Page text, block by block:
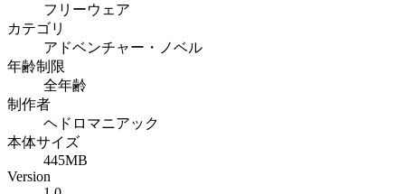
フリーウェア
カテゴリ
アドベンチャー・ノベル
年齢制限
全年齢
制作者
ヘドロマニアック
本体サイズ
445MB
Version